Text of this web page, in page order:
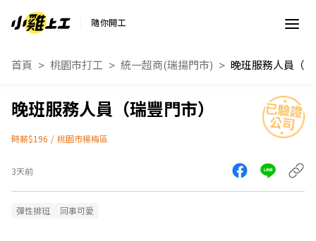
隨你開工
首頁 桃園市打工 統一超商(瑞揚門市) 晚班服務人員（
晚班服務人員（瑞豐門市）
時薪$196 / 桃園市楊梅區
3天前
彈性排班 同事可愛